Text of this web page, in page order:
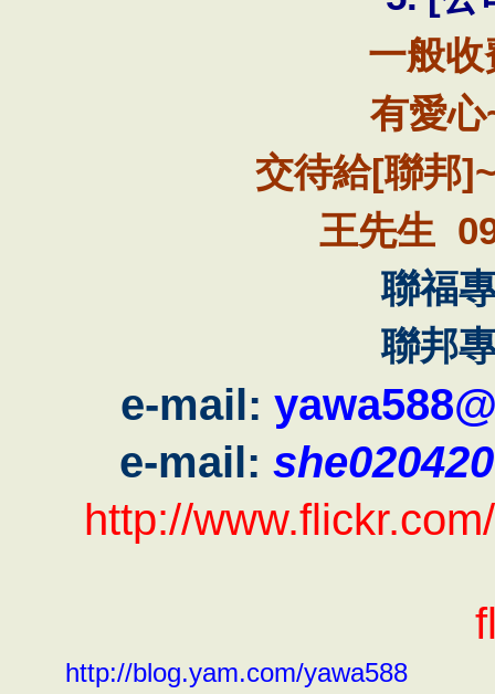
一般收
有愛心
交待給[聯邦
王先生
聯福
聯邦
e-mail:
e-mail:
http://
http://blog.yam.com/yawa588